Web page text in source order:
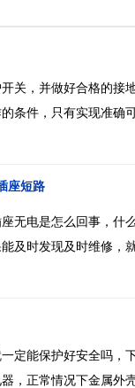
关，并做好合格的接
条件，只有实现准确
座短路
无电是怎么回事，什
及时发现及时维修，
定能保护好安全吗，
，正常情况下金属外